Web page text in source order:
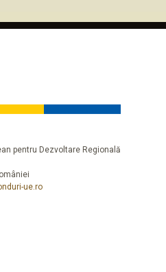
pentru Dezvoltare Regională
ue.ro